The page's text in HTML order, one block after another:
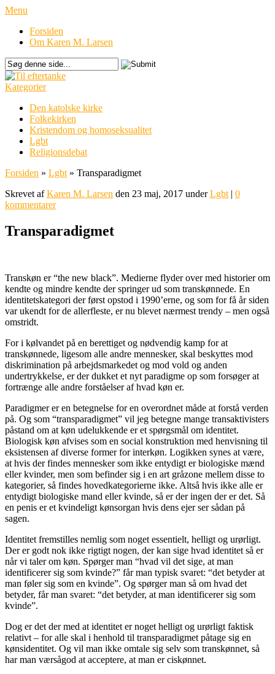
Menu
Forsiden
Om Karen M. Larsen
Kategorier
Den katolske kirke
Folkekirken
Kristendom og homoseksualitet
Lgbt
Religionsdebat
Forsiden » Lgbt » Transparadigmet
Skrevet afKaren M. Larsen den 23 maj, 2017 underLgbt | 0
kommentarer
Transparadigmet
Transkøn er “the new black”. Medierne flyder over med historier om
kendte og mindre kendte der springer ud som transkønnede. En
identitetskategori der først opstod i 1990’erne, og som for få år siden
var ukendt for de allerfleste, er nu blevet nærmest trendy – men også
omstridt.
For i kølvandet på en berettiget og nødvendig kamp for at
transkønnede, ligesom alle andre mennesker, skal beskyttes mod
diskrimination på arbejdsmarkedet og mod vold og anden
undertrykkelse, er der dukket et nyt paradigme op som forsøger at
fortrænge alle andre forståelser af hvad køn er.
Paradigmer er en betegnelse for en overordnet måde at forstå verden
på. Og som “transparadigmet” vil jeg betegne mange transaktivisters
påstand om at køn udelukkende er et spørgsmål om identitet.
Biologisk køn afvises som en social konstruktion med henvisning til
eksistensen af diverse former for interkøn. Logikken synes at være,
at hvis der findes mennesker som ikke entydigt er biologiske mænd
eller kvinder, men som befinder sig i en art gråzone mellem disse to
kategorier, så findes hovedkategorierne ikke. Altså hvis ikke alle er
entydigt biologiske mand eller kvinde, så er der ingen der er det. Så
en penis er et kvindeligt kønsorgan hvis dens ejer ser sådan på
sagen.
Identitet fremstilles nemlig som noget essentielt, helligt og urørligt.
Der er godt nok ikke rigtigt nogen, der kan sige hvad identitet så er
når vi taler om køn. Spørger man “hvad vil det sige, at man
identificerer sig som kvinde?” får man typisk svaret: “det betyder at
man føler sig som en kvinde”. Og spørger man så om hvad det
betyder, får man svaret: “det betyder, at man identificerer sig som
kvinde”.
Dog er det der med at identitet er noget helligt og urørligt faktisk
relativt – for alle skal i henhold til transparadigmet påtage sig en
kønsidentitet. Og vil man ikke omtale sig selv som transkønnet, så
har man værsågod at acceptere, at man er ciskønnet.